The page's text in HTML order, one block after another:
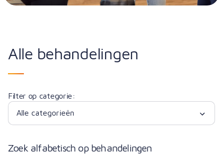
Alle behandelingen
Filter op categorie:
Zoek alfabetisch op behandelingen